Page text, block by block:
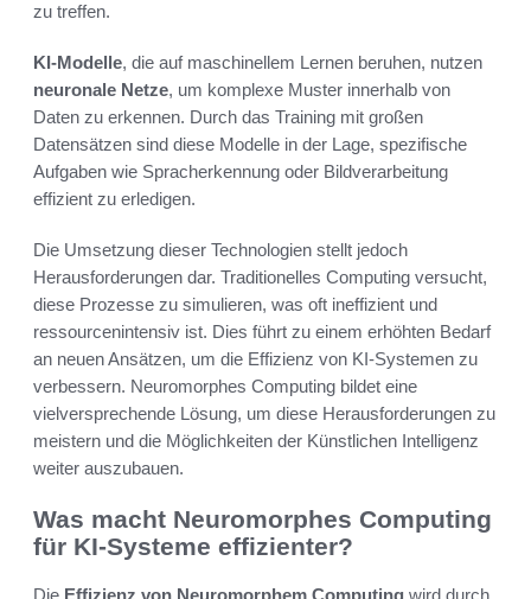
zu treffen.
KI-Modelle, die auf maschinellem Lernen beruhen, nutzen
neuronale Netze, um komplexe Muster innerhalb von
Daten zu erkennen. Durch das Training mit großen
Datensätzen sind diese Modelle in der Lage, spezifische
Aufgaben wie Spracherkennung oder Bildverarbeitung
effizient zu erledigen.
Die Umsetzung dieser Technologien stellt jedoch
Herausforderungen dar. Traditionelles Computing versucht,
diese Prozesse zu simulieren, was oft ineffizient und
ressourcenintensiv ist. Dies führt zu einem erhöhten Bedarf
an neuen Ansätzen, um die Effizienz von KI-Systemen zu
verbessern. Neuromorphes Computing bildet eine
vielversprechende Lösung, um diese Herausforderungen zu
meistern und die Möglichkeiten der Künstlichen Intelligenz
weiter auszubauen.
Was macht Neuromorphes Computing
für KI-Systeme effizienter?
Die Effizienz von Neuromorphem Computing wird durch